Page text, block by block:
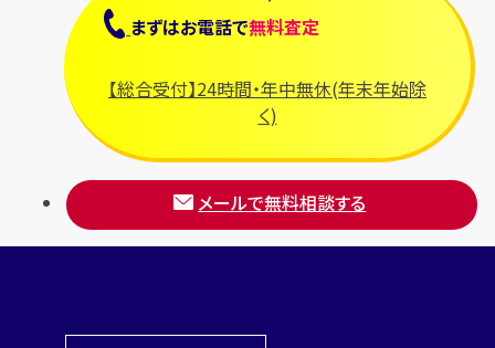
フランク ミュラー
ブレゲ
まずはお電話で無料査定
【総合受付】24時間・年中無休(年末年始除
く)
メールで無料相談する